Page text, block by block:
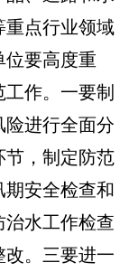
点行业领域
要高度重
作。一要制
进行全面分
，制定防范
安全检查和
水工作检查
。三要进一